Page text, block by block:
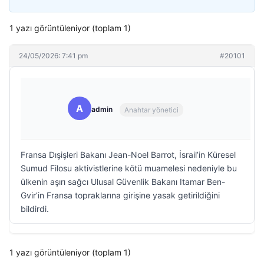
1 yazı görüntüleniyor (toplam 1)
24/05/2026: 7:41 pm #20101
A admin Anahtar yönetici
Fransa Dışişleri Bakanı Jean-Noel Barrot, İsrail’in Küresel
Sumud Filosu aktivistlerine kötü muamelesi nedeniyle bu
ülkenin aşırı sağcı Ulusal Güvenlik Bakanı Itamar Ben-
Gvir’in Fransa topraklarına girişine yasak getirildiğini
bildirdi.
1 yazı görüntüleniyor (toplam 1)